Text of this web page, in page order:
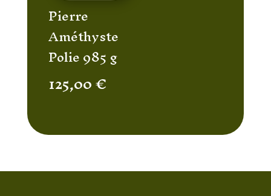
Pierre
Améthyste
Polie 985 g
125,00€